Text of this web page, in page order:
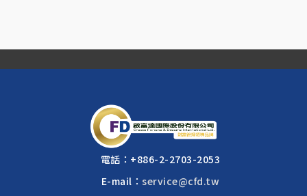
電話： +886-2-2703-2053
E-mail：service@cfd.tw